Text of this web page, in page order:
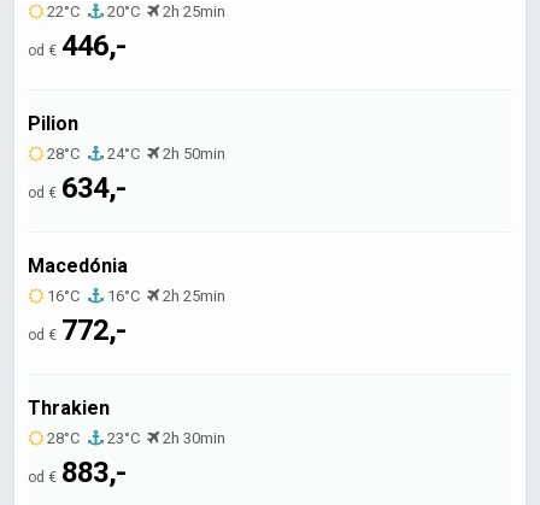
22°C 20°C 2h 25min
od € 446,-
Pilion
28°C 24°C 2h 50min
od € 634,-
Macedónia
16°C 16°C 2h 25min
od € 772,-
Thrakien
28°C 23°C 2h 30min
od € 883,-